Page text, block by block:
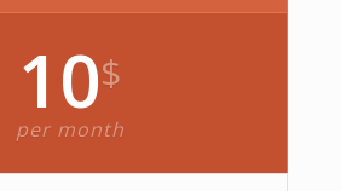
10$
per month